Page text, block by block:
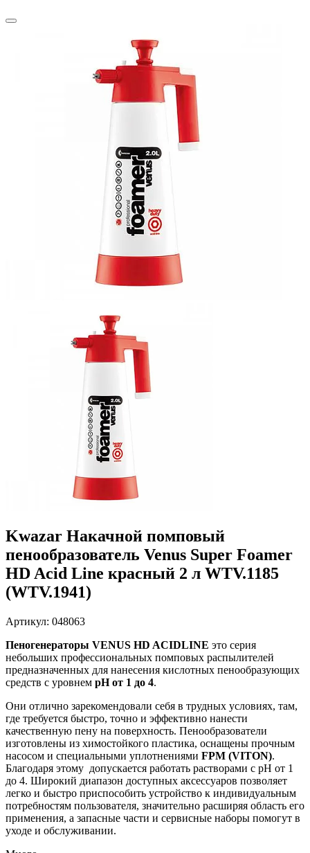
Kwazar Накачной помповый
пенообразователь Venus Super Foamer
HD Acid Line красный 2 л WTV.1185
(WTV.1941)
Артикул: 048063
Пеногенераторы VENUS HD ACIDLINE это серия
небольших профессиональных помповых распылителей
предназначенных для нанесения кислотных пенообразующих
средств с уровнем pH от 1 до 4.
Они отлично зарекомендовали себя в трудных условиях, там,
где требуется быстро, точно и эффективно нанести
качественную пену на поверхность. Пенообразователи
изготовлены из химостойкого пластика, оснащены прочным
насосом и специальными уплотнениями FPM (VITON).
Благодаря этому допускается работать растворами с рН от 1
до 4. Широкий диапазон доступных аксессуаров позволяет
легко и быстро приспособить устройство к индивидуальным
потребностям пользователя, значительно расширяя область его
применения, а запасные части и сервисные наборы помогут в
уходе и обслуживании.